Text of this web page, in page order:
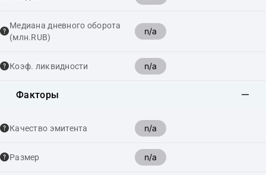
Медиана дневного оборота
(млн.RUB)
n/a
Коэф. ликвидности n/a
Факторы
Качество эмитента n/a
Размер n/a